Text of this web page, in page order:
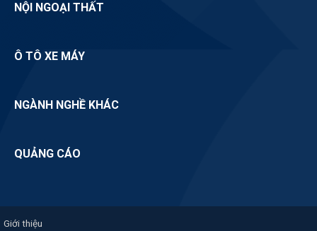
NỘI NGOẠI THẤT
Ô TÔ XE MÁY
NGÀNH NGHỀ KHÁC
QUẢNG CÁO
Giới thiệu